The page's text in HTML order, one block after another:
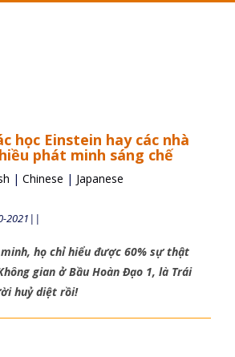
học Einstein hay các nhà
phát minh sáng chế
| Chinese | Japanese
2021||
họ chỉ hiểu được 60% sự thật
gian ở Bầu Hoàn Đạo 1, là Trái
huỷ diệt rồi!